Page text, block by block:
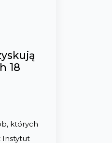
18
których
Instytut